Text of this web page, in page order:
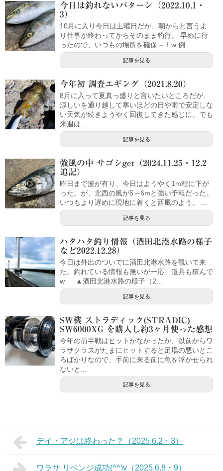
今日は釣れないパターン（2022.10.1・
3）
10月に入り今日は土曜日だが、朝からと言うよ
り仕事が終わってからそのまま釣行。 早めに行
ったので、いつもの場所を確保～！w 例...
記事を見る
今年初 調査エギング（2021.8.20）
8月に入って夏真っ盛りと言いたいところだが、
涼しいを通り越して寒いほどの日や雨で安定しな
い天気が続きようやく回復してきた感じに。でも
来週は...
記事を見る
強風の中 サゴシget（2024.11.25・12.2
追記）
昨日まで波が有り、今日はようやく1m程に下が
った。が、北西の風が5～6mと強い予報だった。
いつもより遅めに現地に着くと西風のよう。 ...
記事を見る
ハタハタ釣り情報（酒田北港水路の様子
など2022.12.28）
今日は外出のついでに酒田北港水路を覗いて来
た。釣れている情報も無いが一応、道具も積んで
w ▲酒田北港水路の様子（2...
記事を見る
SW機 ストラディック(STRADIC)
SW6000XG を購入し約3ヶ月使った感想
今年の前半戦はヒットがなかったが、以前からワ
ラサクラスがたまにヒットすると足場の悪いとこ
ろばかりなので、手前に来る前に魚を浮かせられ
ないと...
記事を見る
デイ・アジは終わった？（2025.6.2・3）
ワラサ リベンジ成功(^^)v（2025.6.8・9）